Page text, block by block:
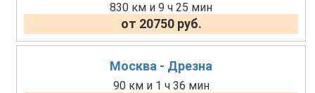
830 км и 9 ч 25 мин
от 20750 руб.
Москва - Дрезна
90 км и 1 ч 36 мин